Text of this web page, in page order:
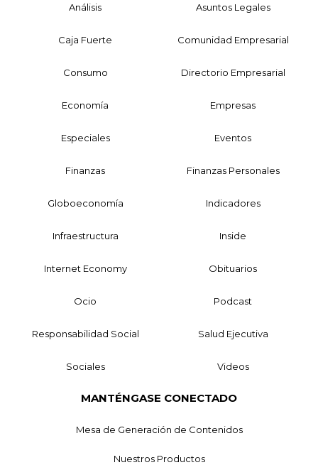
Análisis Asuntos Legales
Caja Fuerte Comunidad Empresarial
Consumo Directorio Empresarial
Economía Empresas
Especiales Eventos
Finanzas Finanzas Personales
Globoeconomía Indicadores
Infraestructura Inside
Internet Economy Obituarios
Ocio Podcast
Responsabilidad Social Salud Ejecutiva
Sociales Videos
MANTÉNGASE CONECTADO
Mesa de Generación de Contenidos
Nuestros Productos